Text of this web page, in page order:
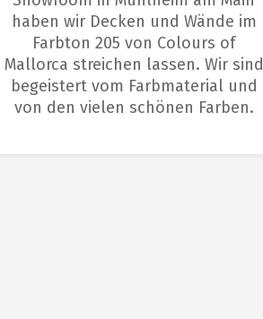
haben wir Decken und Wände im
Farbton 205 von Colours of
Mallorca streichen lassen. Wir sind
begeistert vom Farbmaterial und
von den vielen schönen Farben.